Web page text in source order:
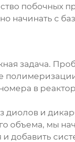
побочных
начинать с
задача.
в
и
объема, мы
добавить